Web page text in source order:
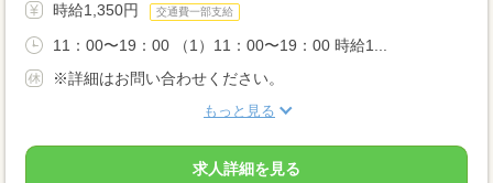
時給1,350円 交通費一部支給
11：00〜19：00 （1）11：00〜19：00 時給1...
※詳細はお問い合わせください。
もっと見る
求人詳細を見る